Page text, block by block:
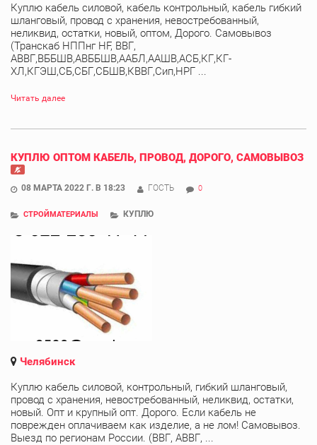
Куплю кабель силовой, кабель контрольный, кабель гибкий
шланговый, провод с хранения, невостребованный,
неликвид, остатки, новый, оптом, Дорого. Самовывоз
(Транскаб НППнг HF, ВВГ,
АВВГ,ВББШВ,АВББШВ,ААБЛ,ААШВ,АСБ,КГ,КГ-
ХЛ,КГЭШ,СБ,СБГ,СБШВ,КВВГ,Сип,НРГ ...
Читать далее
КУПЛЮ ОПТОМ КАБЕЛЬ, ПРОВОД, ДОРОГО, САМОВЫВОЗ
08 МАРТА 2022 Г. В 18:23 ГОСТЬ 0
СТРОЙМАТЕРИАЛЫ КУПЛЮ
Челябинск
Куплю кабель силовой, контрольный, гибкий шланговый,
провод с хранения, невостребованный, неликвид, остатки,
новый. Опт и крупный опт. Дорого. Если кабель не
поврежден оплачиваем как изделие, а не лом! Самовывоз.
Выезд по регионам России. (ВВГ, АВВГ, ...